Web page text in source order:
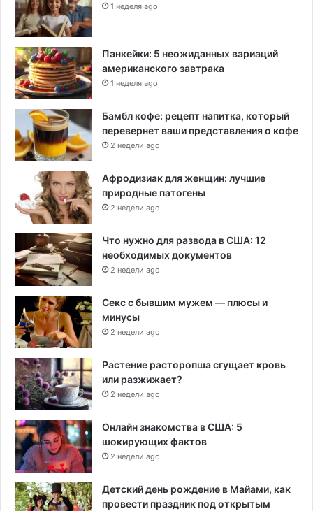
1 неделя ago
Панкейки: 5 неожиданных вариаций
американского завтрака
1 неделя ago
Бамбл кофе: рецепт напитка, который
перевернет ваши представления о кофе
2 недели ago
Афродизиак для женщин: лучшие
природные патогены
2 недели ago
Что нужно для развода в США: 12
необходимых документов
2 недели ago
Секс с бывшим мужем — плюсы и
минусы
2 недели ago
Растение расторопша сгущает кровь
или разжижает?
2 недели ago
Онлайн знакомства в США: 5
шокирующих фактов
2 недели ago
Детский день рождение в Майами, как
провести праздник под открытым